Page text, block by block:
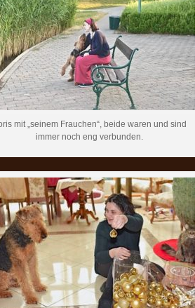
mit „seinem Frauchen“, beide waren und sind
immer noch eng verbunden.